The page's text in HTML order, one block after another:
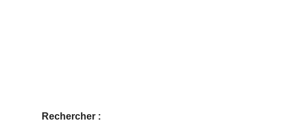
Rechercher :